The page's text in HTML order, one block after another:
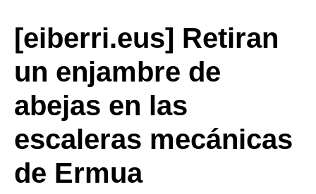
[eiberri.eus] Retiran
un enjambre de
abejas en las
escaleras mecánicas
de Ermua